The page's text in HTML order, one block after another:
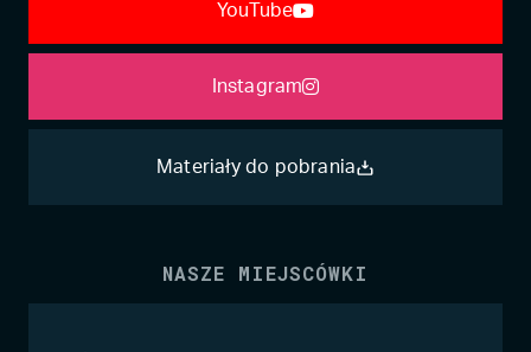
YouTube
Instagram
Materiały do pobrania
NASZE MIEJSCÓWKI